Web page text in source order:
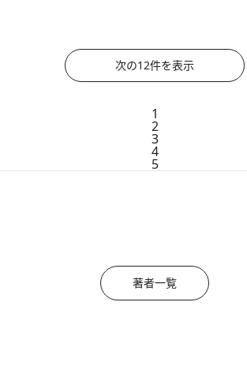
次の12件を表示
1
2
3
4
5
著者一覧